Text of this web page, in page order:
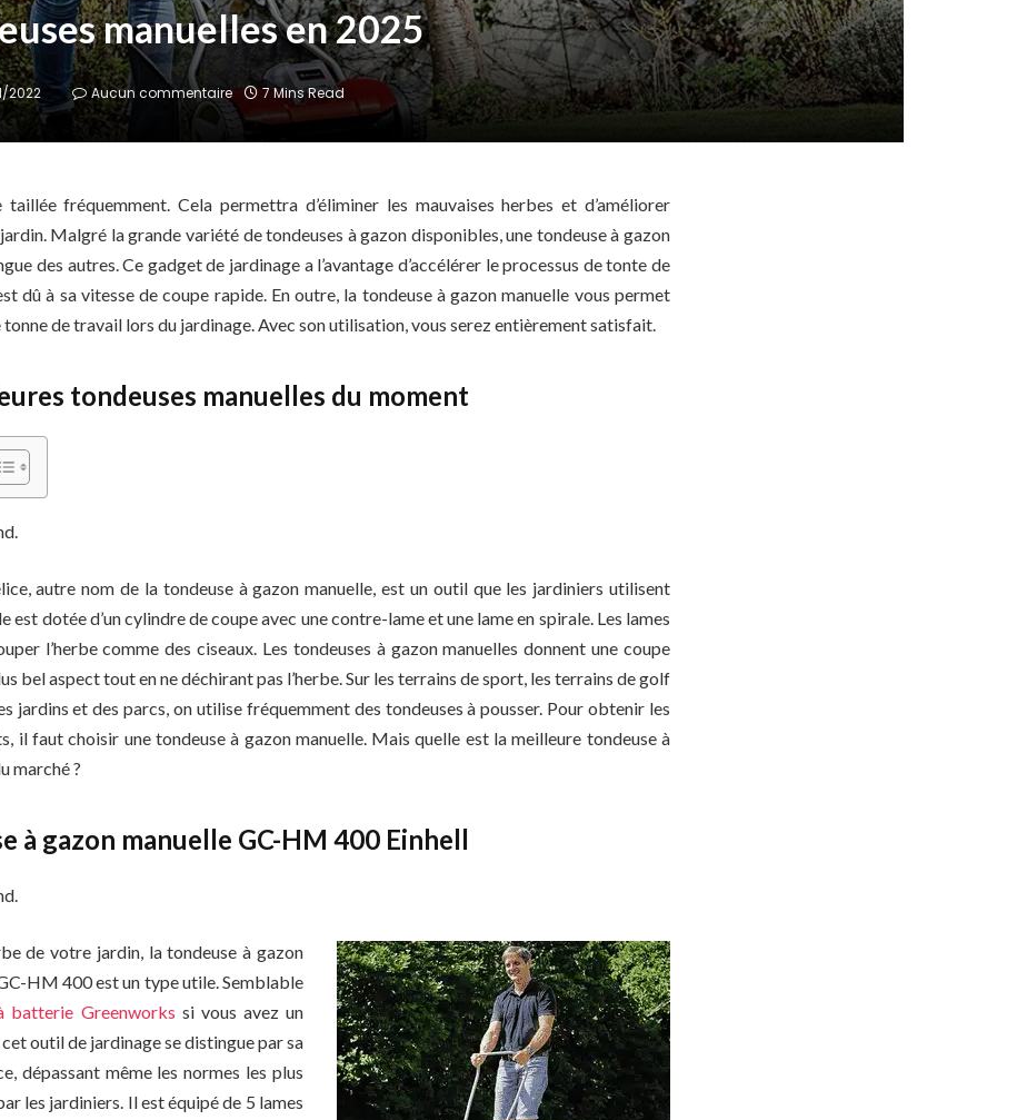
manuelles en 2025
2022 Aucun commentaire 7 Mins Read
taillée fréquemment. Cela permettra d’éliminer les mauvaises herbes et d’améliorer
Malgré la grande variété de tondeuses à gazon disponibles, une tondeuse à gazon
des autres. Ce gadget de jardinage a l’avantage d’accélérer le processus de tonte de
dû à sa vitesse de coupe rapide. En outre, la tondeuse à gazon manuelle vous permet
tonne de travail lors du jardinage. Avec son utilisation, vous serez entièrement satisfait.
tondeuses manuelles du moment
autre nom de la tondeuse à gazon manuelle, est un outil que les jardiniers utilisent
est dotée d’un cylindre de coupe avec une contre-lame et une lame en spirale. Les lames
l’herbe comme des ciseaux. Les tondeuses à gazon manuelles donnent une coupe
bel aspect tout en ne déchirant pas l’herbe. Sur les terrains de sport, les terrains de golf
jardins et des parcs, on utilise fréquemment des tondeuses à pousser. Pour obtenir les
il faut choisir une tondeuse à gazon manuelle. Mais quelle est la meilleure tondeuse à
marché ?
à gazon manuelle GC-HM 400 Einhell
de votre jardin, la tondeuse à gazon
HM 400 est un type utile. Semblable
batterie Greenworks si vous avez un
outil de jardinage se distingue par sa
dépassant même les normes les plus
les jardiniers. Il est équipé de 5 lames